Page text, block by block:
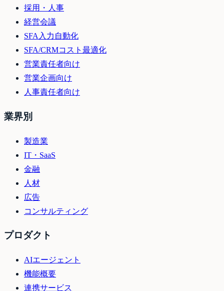
採用・人事
経営会議
SFA入力自動化
SFA/CRMコスト最適化
営業責任者向け
営業企画向け
人事責任者向け
業界別
製造業
IT・SaaS
金融
人材
広告
コンサルティング
プロダクト
AIエージェント
機能概要
連携サービス